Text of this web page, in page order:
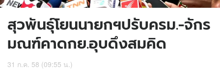
สุวพันธุ์โยนนายกฯปรับครม.-จักร
มณฑ์คาดกย.อุบดึงสมคิด
31 ก.ค. 58 (09:55 น.)